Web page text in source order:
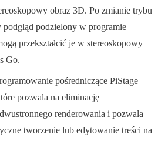
obraz 3D. Po zmianie trybu
podgląd podzielony w programie
przekształcić je w stereoskopowy
Go.
pośredniczące PiStage
pozwala na eliminację
renderowania i pozwala
tworzenie lub edytowanie treści na